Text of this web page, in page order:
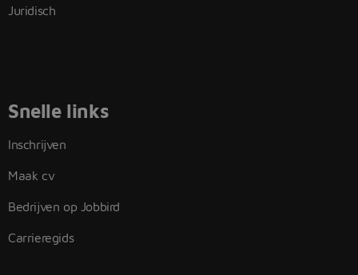
Juridisch
Snelle links
Inschrijven
Maak cv
Bedrijven op Jobbird
Carrieregids